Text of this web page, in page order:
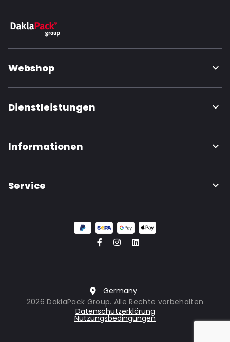
Webshop
Dienstleistungen
Informationen
Service
Germany
2026 DaklaPack Group. Alle Rechte vorbehalten
Datenschutzerklärung
Nutzungsbedingungen